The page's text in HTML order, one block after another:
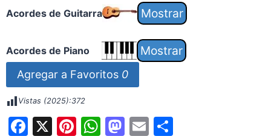
Acordes de Guitarra
Acordes de Piano
Agregar a Favoritos 0
Vistas (2025):372
F X Pi W M E S